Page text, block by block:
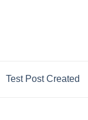
Test Post Created